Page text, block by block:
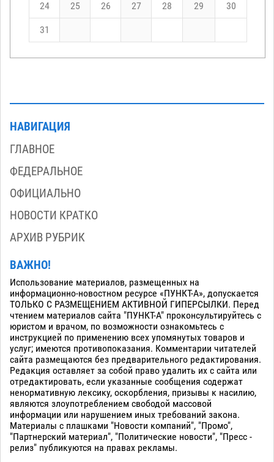
24 25 26 27 28 29 30
31
НАВИГАЦИЯ
ГЛАВНОЕ
ФЕДЕРАЛЬНОЕ
ОФИЦИАЛЬНО
НОВОСТИ КРАТКО
АРХИВ РУБРИК
ВАЖНО!
Использование материалов, размещенных на
информационно-новостном ресурсе «ПУНКТ-А», допускается
ТОЛЬКО С РАЗМЕЩЕНИЕМ АКТИВНОЙ ГИПЕРСЫЛКИ. Перед
чтением материалов сайта "ПУНКТ-А" проконсультируйтесь с
юристом и врачом, по возможности ознакомьтесь с
инструкцией по применению всех упомянутых товаров и
услуг; имеются противопоказания. Комментарии читателей
сайта размещаются без предварительного редактирования.
Редакция оставляет за собой право удалить их с сайта или
отредактировать, если указанные сообщения содержат
ненормативную лексику, оскорбления, призывы к насилию,
являются злоупотреблением свободой массовой
информации или нарушением иных требований закона.
Материалы с плашками "Новости компаний", "Промо",
"Партнерский материал", "Политические новости", "Пресс -
релиз" публикуются на правах рекламы.